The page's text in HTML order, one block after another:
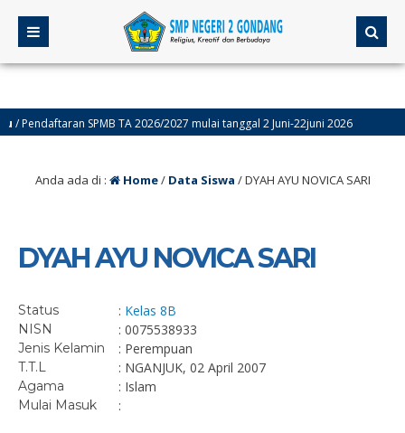
SPMB TA 2026/2027 mulai tanggal 2 Juni-22juni 2026
Anda ada di : Home/ Data Siswa /DYAH AYU NOVICA SARI
DYAH AYU NOVICA SARI
Status : Kelas 8B
NISN : 0075538933
Jenis Kelamin : Perempuan
T.T.L : NGANJUK, 02 April 2007
Agama : Islam
Mulai Masuk :